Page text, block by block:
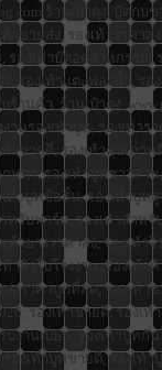
ร้านเป๋าตุง, บู๊ต
ท้าขายส่ง, รองเท้ารา
องเท้าบู๊ตอุตสาหกรรม,
, รองเท้าแตะฟองน้ำ, ร
นค้า, ร้านเป๋าตุง,
งานรองเท้าบูท, รองเ
าขายดี, รองเท้าคุณภา
ษตร, รองเท้าบูทชาวส
ท้าบูทข้อสั้น, รองเท้าบู
หรับฟาร์ม, รองเท้าสำ
ท้ายางราคาส่ง, รองเท้
ผ้าใบโรงงาน, รองเท้
ราคาถูกที่สุด, รองเท้า
รองเท้าขายดี, รอง
บงานเปียก, รองเท้าบู
องเท้าบูทขายดี, รองเ